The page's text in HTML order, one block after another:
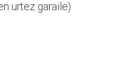
urtez garaile)